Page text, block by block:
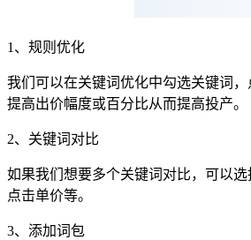
1、规则优化
我们可以在关键词优化中勾选关键词
提高出价幅度或百分比从而提高投产。
2、关键词对比
如果我们想要多个关键词对比，可以
点击单价等。
3、添加词包